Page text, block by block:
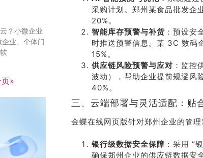
？小微企业
业、个体门
»
推荐
采购计划。郑州某食品批发企
20%。
智能库存预警与补货：预设安
时推送预警信息。某 3C 数码
15%。
供应链风险预警与应对 ：监控
波动），帮助企业提前规避风
40%。
三、云端部署与灵活适配：贴
金蝶在线网页版针对郑州企业的管
银行级数据安全保障 ：采用 “
确保郑州企业的供应链数据安